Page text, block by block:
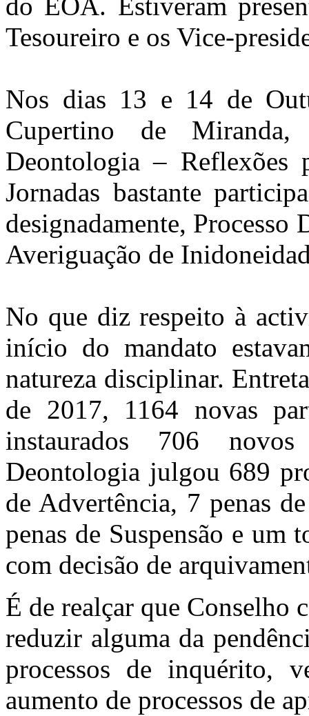
do EOA. Estiveram
Tesoureiro e os Vice-
Nos dias 13 e 14 de
Cupertino de Miranda,
Deontologia – Reflexões
Jornadas bastante
designadamente, Processo
Averiguação de
No que diz respeito à
início do mandato
natureza disciplinar.
de 2017, 1164 novas
instaurados 706
Deontologia julgou 689
de Advertência, 7 penas
penas de Suspensão e um
com decisão de
É de realçar que Conselho
reduzir alguma da
processos de inquérito,
aumento de processos de